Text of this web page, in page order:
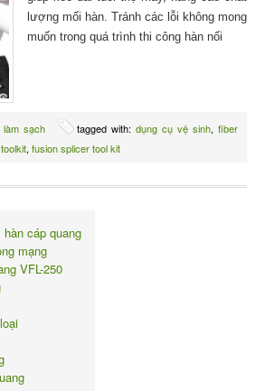
lượng mối hàn. Tránh các lỗi không mong
muốn trong quá trình thi công hàn nối
sạch tagged with: dụng cụ vệ sinh, fiber
, fusion splicer tool kit
cáp quang
mạng
VFL-250